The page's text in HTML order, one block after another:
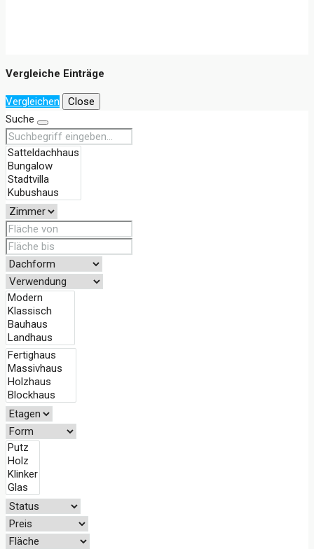
Vergleiche Einträge
Vergleichen
Close
Suche